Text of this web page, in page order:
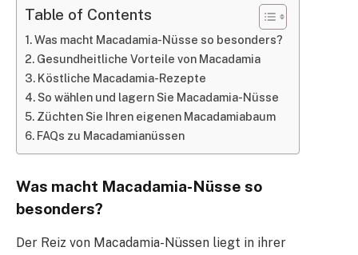
Table of Contents
Was macht Macadamia-Nüsse so besonders?
Gesundheitliche Vorteile von Macadamia
Köstliche Macadamia-Rezepte
So wählen und lagern Sie Macadamia-Nüsse
Züchten Sie Ihren eigenen Macadamiabaum
FAQs zu Macadamianüssen
Was macht Macadamia-Nüsse so
besonders?
Der Reiz von Macadamia-Nüssen liegt in ihrer